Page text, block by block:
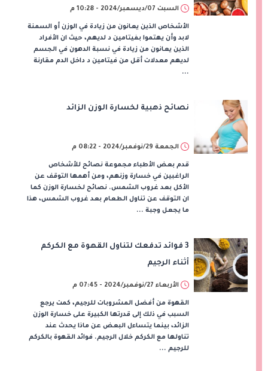
السبت 07/ديسمبر/2024 - 10:28 م
الأشخاص الذين يعانون من زيادة في الوزن أو السمنة
لابد وأن يهتموا بفيتامين د لديهم، حيث ان الأفراد
الذين يعانون من زيادة في نسبة الدهون في الجسم
لديهم معدلات أقل من فيتامين د داخل الدم مقارنة
...
نصائح ذهبية لخسارة الوزن الزائد
الجمعة 29/نوفمبر/2024 - 08:22 م
قدم بعض الأطباء مجموعة نصائح للأشخاص
الراغبين في خسارة وزنهم، ومن أهمها التوقف عن
الأكل بعد غروب الشمس. نصائح لخسارة الوزن كما
ان التوقف عن تناول الطعام بعد غروب الشمس، هذا
ما يجعل وجبة ...
3 فوائد تدفعك لتناول القهوة مع الكركم
أثناء الرجيم
الأربعاء 27/نوفمبر/2024 - 07:45 م
القهوة من أفضل المشروبات للرجيم، كمت يرجع
السبب في ذلك إلى قدرتها الكبيرة على خسارة الوزن
الزائد، بينما يتساءل البعض عن ماذا يحدث عند
تناولها مع الكركم خلال الرجيم. فوائد القهوة بالكركم
للرجيم ...